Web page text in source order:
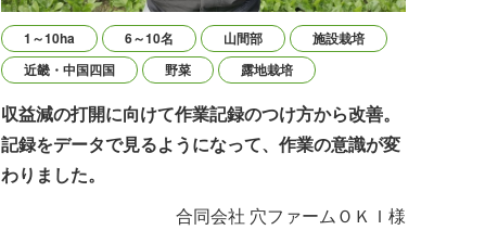
収益減の打開に向けて作業記録のつけ方から改善。
記録をデータで見るようになって、作業の意識が変
わりました。
合同会社 穴ファームＯＫＩ様
1～10ha 6～10名 山間部
施設栽培
近畿・中国四国
野菜 露地栽培